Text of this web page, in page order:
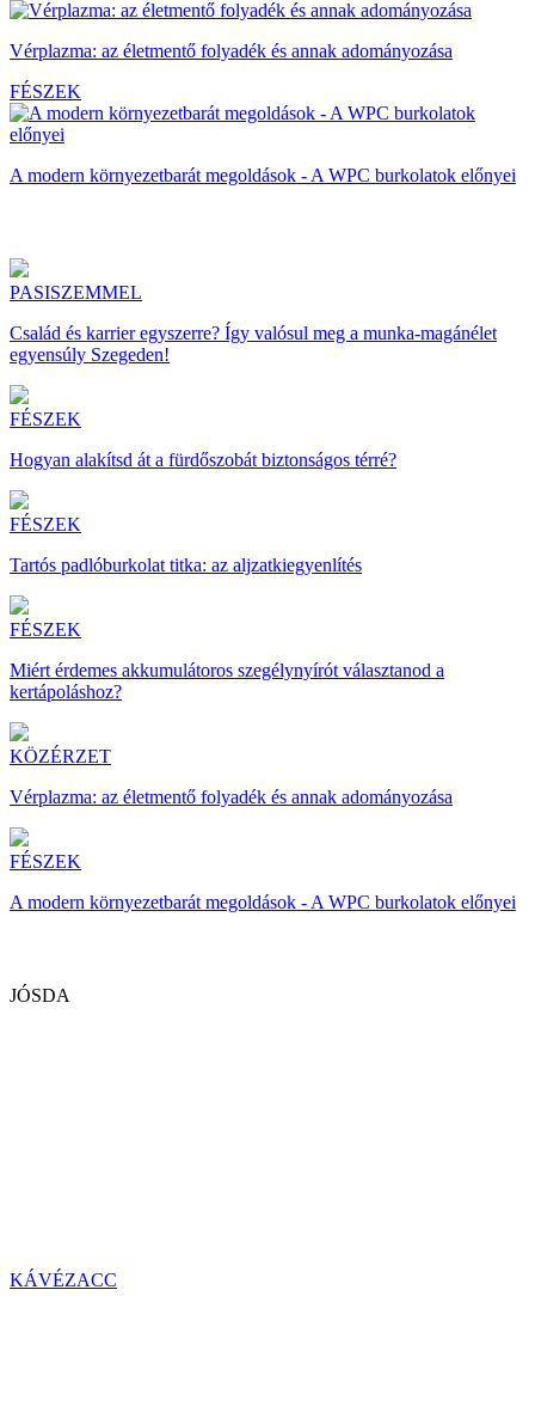
Vérplazma: az életmentő folyadék és annak adományozása
FÉSZEK
A modern környezetbarát megoldások - A WPC burkolatok előnyei
PASISZEMMEL
Család és karrier egyszerre? Így valósul meg a munka-magánélet
egyensúly Szegeden!
FÉSZEK
Hogyan alakítsd át a fürdőszobát biztonságos térré?
FÉSZEK
Tartós padlóburkolat titka: az aljzatkiegyenlítés
FÉSZEK
Miért érdemes akkumulátoros szegélynyírót választanod a
kertápoláshoz?
KÖZÉRZET
Vérplazma: az életmentő folyadék és annak adományozása
FÉSZEK
A modern környezetbarát megoldások - A WPC burkolatok előnyei
JÓSDA
KÁVÉZACC